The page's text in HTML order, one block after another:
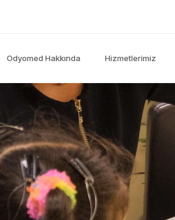
Odyomed Hakkında Hizmetlerimiz